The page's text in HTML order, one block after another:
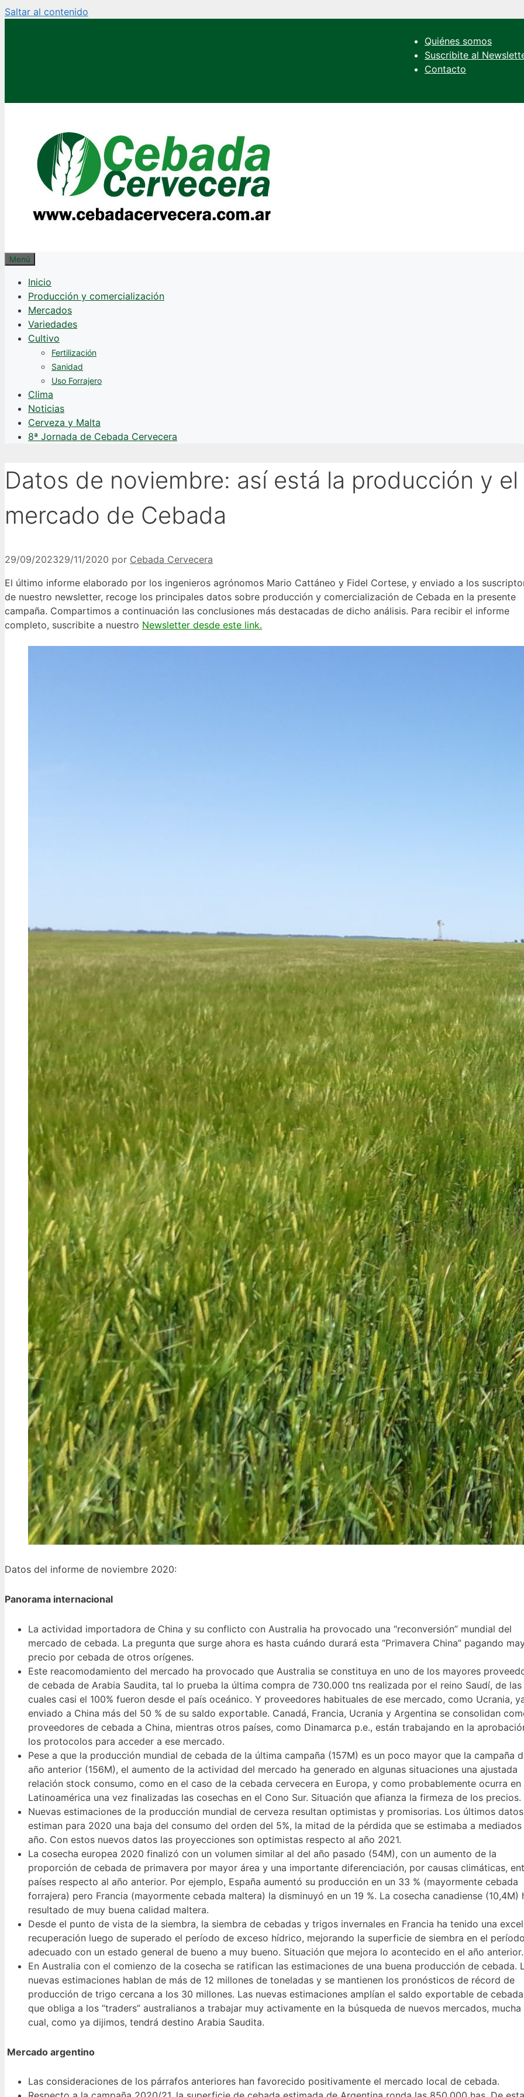
Saltar al contenido
Quiénes somos
Suscribite al
Contacto
Menú
Inicio
Producción y comercialización
Mercados
Variedades
Cultivo
Fertilización
Sanidad
Uso Forrajero
Clima
Noticias
Cerveza y Malta
8ª Jornada de Cebada Cervecera
Datos de noviembre: así está la producción y el
mercado de Cebada
29/09/202329/11/2020 por Cebada Cervecera
El último informe elaborado por los ingenieros agrónomos Mario Cattáneo y Fidel Cortese, y enviado a los
de nuestro newsletter, recoge los principales datos sobre producción y comercialización de Cebada en la presente
campaña. Compartimos a continuación las conclusiones más destacadas de dicho análisis. Para recibir el informe
completo, suscribite a nuestro Newsletter desde este link.
Datos del informe de noviembre 2020:
Panorama internacional
La actividad importadora de China y su conflicto con Australia ha provocado una “reconversión” mundial del
mercado de cebada. La pregunta que surge ahora es hasta cuándo durará esta “Primavera China” pagando
precio por cebada de otros orígenes.
Este reacomodamiento del mercado ha provocado que Australia se constituya en uno de los mayores
de cebada de Arabia Saudita, tal lo prueba la última compra de 730.000 tns realizada por el reino Saudí, de las
cuales casi el 100% fueron desde el país oceánico. Y proveedores habituales de ese mercado, como Ucrania,
enviado a China más del 50 % de su saldo exportable. Canadá, Francia, Ucrania y Argentina se consolidan
proveedores de cebada a China, mientras otros países, como Dinamarca p.e., están trabajando en la
los protocolos para acceder a ese mercado.
Pese a que la producción mundial de cebada de la última campaña (157M) es un poco mayor que la campaña
año anterior (156M), el aumento de la actividad del mercado ha generado en algunas situaciones una ajustada
relación stock consumo, como en el caso de la cebada cervecera en Europa, y como probablemente ocurra en
Latinoamérica una vez finalizadas las cosechas en el Cono Sur. Situación que afianza la firmeza de los precios.
Nuevas estimaciones de la producción mundial de cerveza resultan optimistas y promisorias. Los últimos datos
estiman para 2020 una baja del consumo del orden del 5%, la mitad de la pérdida que se estimaba a mediados
año. Con estos nuevos datos las proyecciones son optimistas respecto al año 2021.
La cosecha europea 2020 finalizó con un volumen similar al del año pasado (54M), con un aumento de la
proporción de cebada de primavera por mayor área y una importante diferenciación, por causas climáticas,
países respecto al año anterior. Por ejemplo, España aumentó su producción en un 33 % (mayormente cebada
forrajera) pero Francia (mayormente cebada maltera) la disminuyó en un 19 %. La cosecha canadiense (10,4M)
resultado de muy buena calidad maltera.
Desde el punto de vista de la siembra, la siembra de cebadas y trigos invernales en Francia ha tenido una
recuperación luego de superado el período de exceso hídrico, mejorando la superficie de siembra en el
adecuado con un estado general de bueno a muy bueno. Situación que mejora lo acontecido en el año anterior.
En Australia con el comienzo de la cosecha se ratifican las estimaciones de una buena producción de cebada.
nuevas estimaciones hablan de más de 12 millones de toneladas y se mantienen los pronósticos de récord de
producción de trigo cercana a los 30 millones. Las nuevas estimaciones amplían el saldo exportable de
que obliga a los “traders” australianos a trabajar muy activamente en la búsqueda de nuevos mercados, mucha
cual, como ya dijimos, tendrá destino Arabia Saudita.
Mercado argentino
Las consideraciones de los párrafos anteriores han favorecido positivamente el mercado local de cebada.